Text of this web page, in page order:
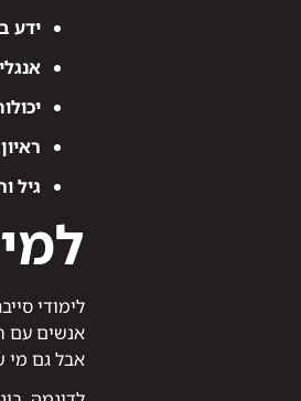
ידע
גיל
לימודי
אנשים עם
אבל גם מי